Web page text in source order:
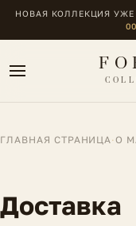
НОВАЯ КОЛЛЕКЦИЯ УЖЕ
ГЛАВНАЯ СТРАНИЦА·О
Доставка